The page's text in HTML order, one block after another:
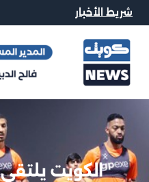
شريط الأخبار
الكويت يلتقي